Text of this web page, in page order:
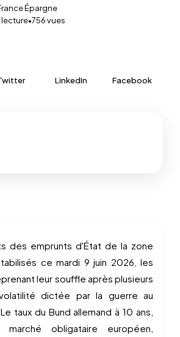
Épargne
lecture•756vues
LinkedIn Facebook
ce mardi 9 juin 2026, les
leur souffle après plusieurs
dictée par la guerre au
taux du Bund allemand à 10 ans,
obligataire européen,